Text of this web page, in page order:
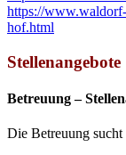
https://
hof.html
Stellenangebote
Betreuung –
Die Betreuung